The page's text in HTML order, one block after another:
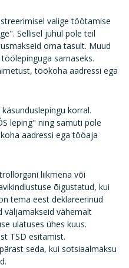
valige töötamise
Sellisel juhul pole teil
oma tasult. Muud
sarnaseks.
töökoha aadressi ega
korral.
leping" ning samuti pole
aadressi ega tööaja
liikmena või
õigustatud, kui
tema eest deklareerinud
väljamakseid vähemalt
ulatuses ühes kuus.
TSD esitamist.
seda, kui sotsiaalmaksu